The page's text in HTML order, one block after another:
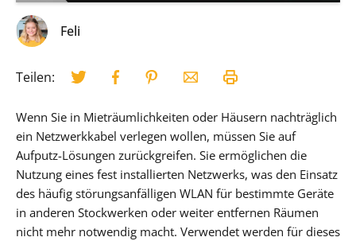
Feli
Teilen:
Wenn Sie in Mieträumlichkeiten oder Häusern nachträglich
ein Netzwerkkabel verlegen wollen, müssen Sie auf
Aufputz-Lösungen zurückgreifen. Sie ermöglichen die
Nutzung eines fest installierten Netzwerks, was den Einsatz
des häufig störungsanfälligen WLAN für bestimmte Geräte
in anderen Stockwerken oder weiter entfernen Räumen
nicht mehr notwendig macht. Verwendet werden für dieses